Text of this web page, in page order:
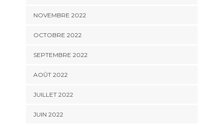
NOVEMBRE 2022
OCTOBRE 2022
SEPTEMBRE 2022
AOÛT 2022
JUILLET 2022
JUIN 2022